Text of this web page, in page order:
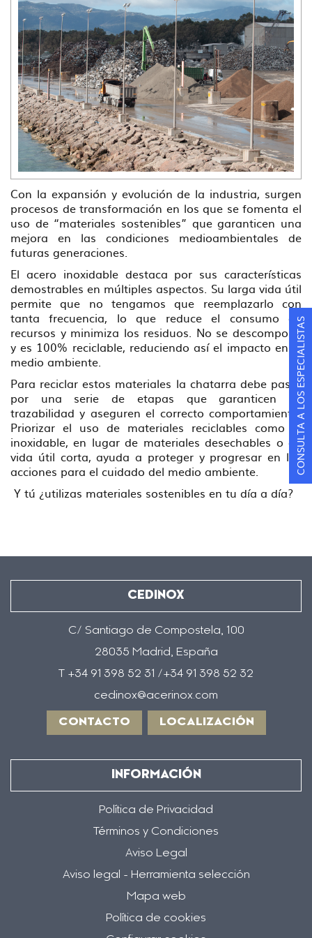
Con la expansión y evolución de la industria, surgen
procesos de transformación en los que se fomenta el
uso de “materiales sostenibles” que garanticen una
mejora en las condiciones medioambientales de
futuras generaciones.
El acero inoxidable destaca por sus características
demostrables en múltiples aspectos. Su larga vida útil
permite que no tengamos que reemplazarlo con
tanta frecuencia, lo que reduce el consumo de
recursos y minimiza los residuos. No se descompone
y es 100% reciclable, reduciendo así el impacto en el
medio ambiente.
Para reciclar estos materiales la chatarra debe pasar
por una serie de etapas que garanticen su
trazabilidad y aseguren el correcto comportamiento.
Priorizar el uso de materiales reciclables como el
inoxidable, en lugar de materiales desechables o de
vida útil corta, ayuda a proteger y progresar en las
acciones para el cuidado del medio ambiente.
Y tú ¿utilizas materiales sostenibles en tu día a día?
CEDINOX
C/ Santiago de Compostela, 100
28035 Madrid, España
T +34 91 398 52 31 /+34 91 398 52 32
cedinox@acerinox.com
CONTACTO LOCALIZACIÓN
INFORMACIÓN
Política de Privacidad
Términos y Condiciones
Aviso Legal
Aviso legal - Herramienta selección
Mapa web
Política de cookies
CONSULTA A LOS ESPECIALISTAS